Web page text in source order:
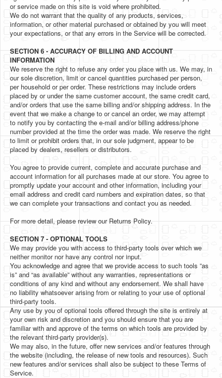
or service made on this site is void where prohibited.
We do not warrant that the quality of any products, services,
information, or other material purchased or obtained by you will meet
your expectations, or that any errors in the Service will be corrected.
SECTION 6 - ACCURACY OF BILLING AND ACCOUNT
INFORMATION
We reserve the right to refuse any order you place with us. We may, in
our sole discretion, limit or cancel quantities purchased per person,
per household or per order. These restrictions may include orders
placed by or under the same customer account, the same credit card,
and/or orders that use the same billing and/or shipping address. In the
event that we make a change to or cancel an order, we may attempt
to notify you by contacting the e‑mail and/or billing address/phone
number provided at the time the order was made. We reserve the right
to limit or prohibit orders that, in our sole judgment, appear to be
placed by dealers, resellers or distributors.
You agree to provide current, complete and accurate purchase and
account information for all purchases made at our store. You agree to
promptly update your account and other information, including your
email address and credit card numbers and expiration dates, so that
we can complete your transactions and contact you as needed.
For more detail, please review our Returns Policy.
SECTION 7 - OPTIONAL TOOLS
We may provide you with access to third-party tools over which we
neither monitor nor have any control nor input.
You acknowledge and agree that we provide access to such tools ”as
is” and “as available” without any warranties, representations or
conditions of any kind and without any endorsement. We shall have
no liability whatsoever arising from or relating to your use of optional
third-party tools.
Any use by you of optional tools offered through the site is entirely at
your own risk and discretion and you should ensure that you are
familiar with and approve of the terms on which tools are provided by
the relevant third-party provider(s).
We may also, in the future, offer new services and/or features through
the website (including, the release of new tools and resources). Such
new features and/or services shall also be subject to these Terms of
Service.